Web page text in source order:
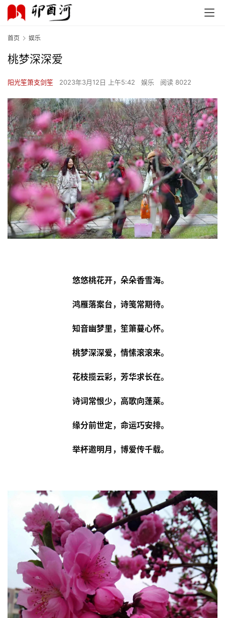
首页 娱乐
桃梦深深爱
阳光笙箫支剑笙 2023年3月12日 上午5:42 娱乐 阅读 8022
悠悠桃花开，朵朵香雪海。
鸿雁落案台，诗笺常期待。
知音幽梦里，笙箫蔓心怀。
桃梦深深爱，情愫滚滚来。
花枝揽云彩，芳华求长在。
诗词常恨少，高歌向蓬莱。
缘分前世定，命运巧安排。
举杯邀明月，博爱传千载。